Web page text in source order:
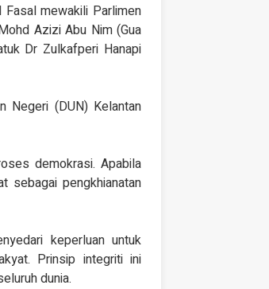
mewakili Parlimen
Azizi Abu Nim (Gua
Dr Zulkafperi Hanapi
Negeri (DUN) Kelantan
demokrasi. Apabila
sebagai pengkhianatan
keperluan untuk
Prinsip integriti ini
dunia.